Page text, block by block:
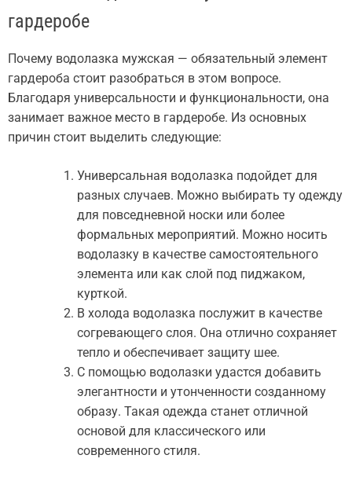
гардеробе
Почему водолазка мужская — обязательный элемент
гардероба стоит разобраться в этом вопросе.
Благодаря универсальности и функциональности, она
занимает важное место в гардеробе. Из основных
причин стоит выделить следующие:
Универсальная водолазка подойдет для
разных случаев. Можно выбирать ту одежду
для повседневной носки или более
формальных мероприятий. Можно носить
водолазку в качестве самостоятельного
элемента или как слой под пиджаком,
курткой.
В холода водолазка послужит в качестве
согревающего слоя. Она отлично сохраняет
тепло и обеспечивает защиту шее.
С помощью водолазки удастся добавить
элегантности и утонченности созданному
образу. Такая одежда станет отличной
основой для классического или
современного стиля.